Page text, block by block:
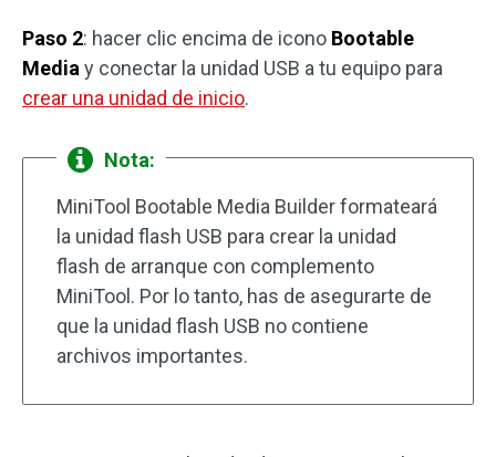
Paso 2: hacer clic encima de icono Bootable
Mediay conectar la unidad USB a tu equipo para
crear una unidad de inicio.
Nota:
MiniTool Bootable Media Builder formateará
la unidad flash USB para crear la unidad
flash de arranque con complemento
MiniTool. Por lo tanto, has de asegurarte de
que la unidad flash USB no contiene
archivos importantes.